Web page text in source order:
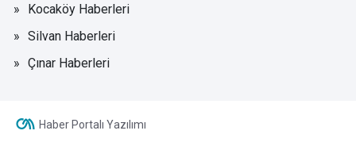
Kocaköy Haberleri
Silvan Haberleri
Çınar Haberleri
Haber Portalı Yazılımı